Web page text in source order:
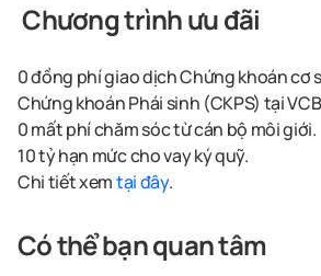
Chương trình ưu đãi
0 đồng phí giao dịch Chứng khoán cơ
Chứng khoán Phái sinh (CKPS) tại
0 mất phí chăm sóc từ cán bộ môi giới.
10 tỷ hạn mức cho vay ký quỹ.
Chi tiết xemtại đây.
Có thể bạn quan tâm